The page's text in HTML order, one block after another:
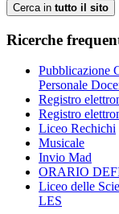
Cerca in tutto il sito
Ricerche
Pubblicazione
Personale
Registro
Registro
Liceo Rechichi
Musicale
Invio Mad
ORARIO
Liceo delle
LES